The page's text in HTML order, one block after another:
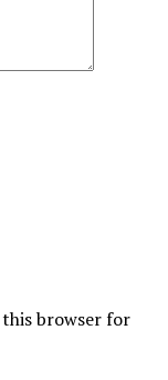
this browser for